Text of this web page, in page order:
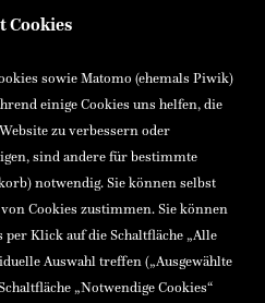
Mastercard
Rechnung
Gutschein
Cookies
sowie Matomo (ehemals Piwik)
einige Cookies uns helfen, die
zu verbessern oder
sind andere für bestimmte
notwendig. Sie können selbst
Cookies zustimmen. Sie können
Klick auf die Schaltfläche „Alle
Auswahl treffen („Ausgewählte
„Notwendige Cookies“